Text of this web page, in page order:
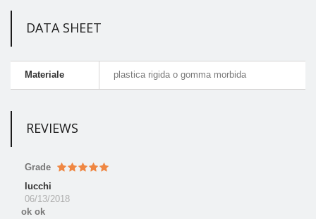
DATA SHEET
Materiale plastica rigida o gomma morbida
REVIEWS
Grade
lucchi
06/13/2018
ok ok